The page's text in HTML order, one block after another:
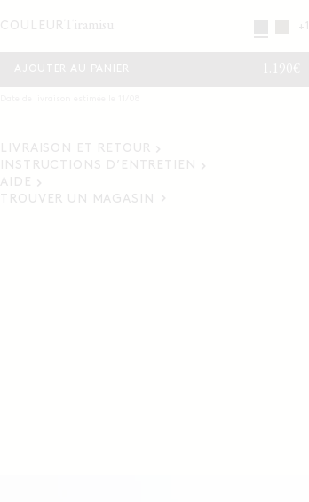
COULEUR tiramisu +1
LIVRAISON ET RETOUR
INSTRUCTIONS D’ENTRETIEN
AIDE
TROUVER UN MAGASIN